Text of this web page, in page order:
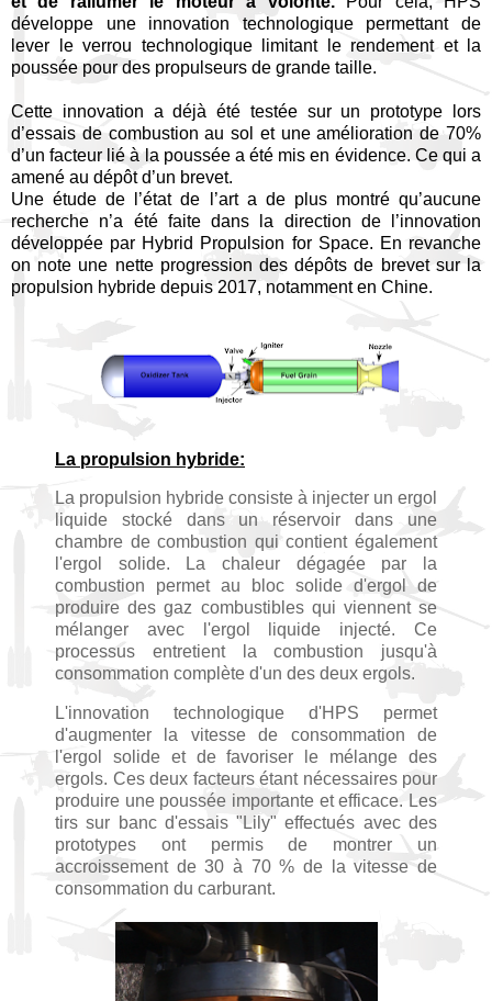
développe une innovation technologique permettant de
lever le verrou technologique limitant le rendement et la
poussée pour des propulseurs de grande taille.
Cette innovation a déjà été testée sur un prototype lors
d’essais de combustion au sol et une amélioration de 70%
d’un facteur lié à la poussée a été mis en évidence. Ce qui a
amené au dépôt d’un brevet.
Une étude de l’état de l’art a de plus montré qu’aucune
recherche n’a été faite dans la direction de l’innovation
développée par Hybrid Propulsion for Space. En revanche
on note une nette progression des dépôts de brevet sur la
propulsion hybride depuis 2017, notamment en Chine.
La propulsion hybride:
La propulsion hybride consiste à injecter un ergol
liquide stocké dans un réservoir dans une
chambre de combustion qui contient également
l'ergol solide. La chaleur dégagée par la
combustion permet au bloc solide d'ergol de
produire des gaz combustibles qui viennent se
mélanger avec l'ergol liquide injecté. Ce
processus entretient la combustion jusqu'à
consommation complète d'un des deux ergols.
L'innovation technologique d'HPS permet
d'augmenter la vitesse de consommation de
l'ergol solide et de favoriser le mélange des
ergols. Ces deux facteurs étant nécessaires pour
produire une poussée importante et efficace. Les
tirs sur banc d'essais "Lily" effectués avec des
prototypes ont permis de montrer un
accroissement de 30 à 70 % de la vitesse de
consommation du carburant.